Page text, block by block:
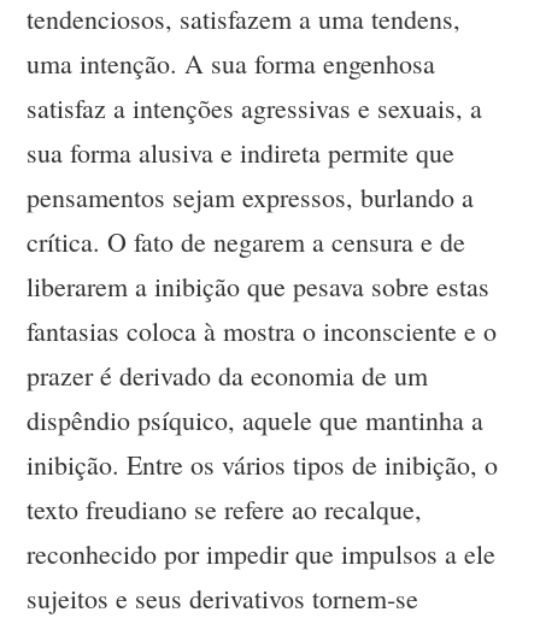
tendenciosos, satisfazem a uma tendens,
uma intenção. A sua forma engenhosa
satisfaz a intenções agressivas e sexuais, a
sua forma alusiva e indireta permite que
pensamentos sejam expressos, burlando a
crítica. O fato de negarem a censura e de
liberarem a inibição que pesava sobre estas
fantasias coloca à mostra o inconsciente e o
prazer é derivado da economia de um
dispêndio psíquico, aquele que mantinha a
inibição. Entre os vários tipos de inibição, o
texto freudiano se refere ao recalque,
reconhecido por impedir que impulsos a ele
sujeitos e seus derivativos tornem-se